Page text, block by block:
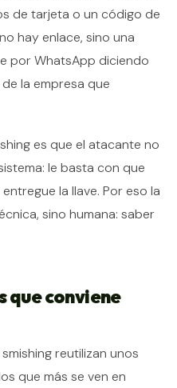
de tarjeta o un código de
hay enlace, sino una
por WhatsApp diciendo
la empresa que
es que el atacante no
le basta con que
la llave. Por eso la
sino humana: saber
que conviene
reutilizan unos
que más se ven en